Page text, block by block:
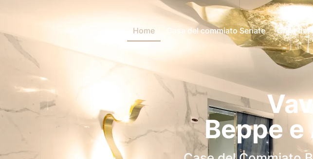
Home Casa del commiato Seriate Casa del
Beppe